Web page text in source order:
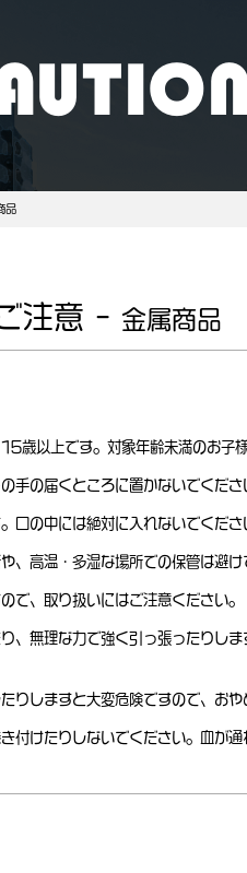
品
注意 – 金属商品
歳以上です。対象年齢未満のお子
手の届くところに置かないでくださ
口の中には絶対に入れないでくださ
、高温・多湿な場所での保管は避け
で、取り扱いにはご注意ください。
、無理な力で強く引っ張ったりし
りしますと大変危険ですので、おや
付けたりしないでください。血が通